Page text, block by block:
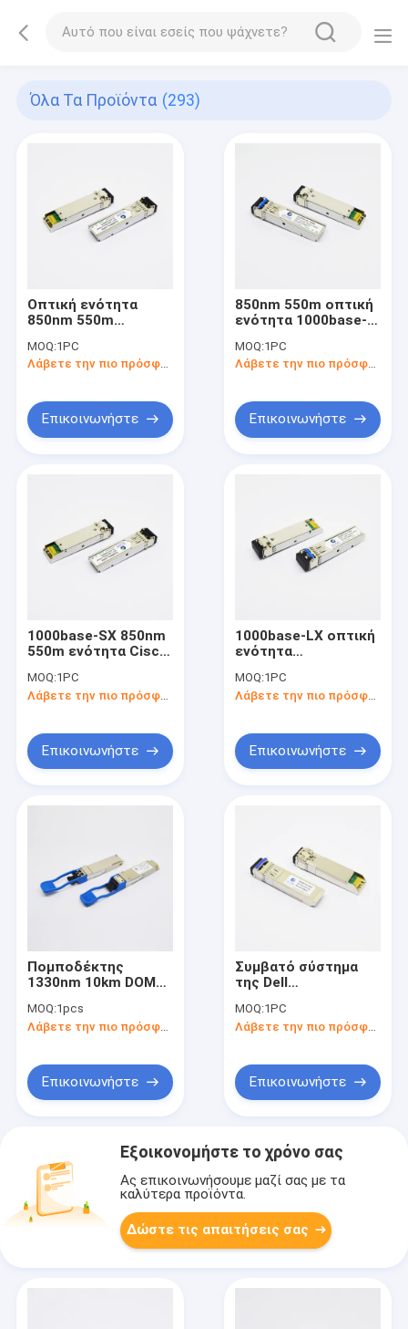
Όλα Τα Προϊόντα (293)
Οπτική ενότητα
850nm 550m
SFP Arista συμβατή
MOQ:1PC
Λάβετε την πιο πρόσφατη τιμή
Επικοινωνήστε
850nm 550m οπτική
ενότητα 1000base-
DOM LC MMF SFP
MOQ:1PC
Λάβετε την πιο πρόσφατη τιμή
Επικοινωνήστε
1000base-SX 850nm
550m ενότητα Cisco
SFP glc-sx-ΚΚ
συμβατό σύστημα
MOQ:1PC
Λάβετε την πιο πρόσφατη τιμή
Επικοινωνήστε
1000base-LX οπτική
ενότητα
1310nm 10km 1.25G
LC SFP
MOQ:1PC
Επικοινωνήστε
Πομποδέκτης
1330nm 10km DOM
οπτική ενότητα SMF
Lr4
MOQ:1pcs
Λάβετε την πιο πρόσφατη τιμή
Επικοινωνήστε
Συμβατό σύστημα
της Dell
FTTX 1310nm 10km
SMF 10G SFP+ Lc LR
MOQ:1PC
Επικοινωνήστε
Εξοικονομήστε το χρόνο σας
Ας επικοινωνήσουμε μαζί σας με τα
καλύτερα προϊόντα.
Δώστε τις απαιτήσεις σας